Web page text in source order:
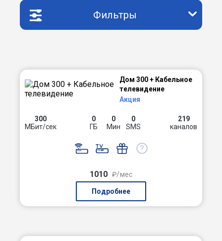
Фильтры
Дом 300 + Кабельное
телевидение
Акция
300
МБит/сек
0
ГБ
0
Мин
0
SMS
219
каналов
1010 ₽/мес
Подробнее